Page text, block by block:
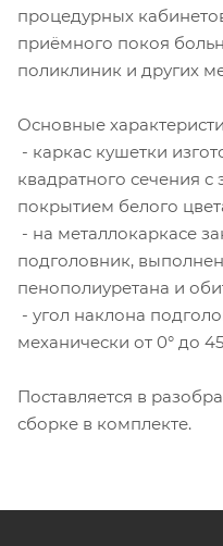
процедурных
приёмного покоя
поликлиник и других
Основные
- каркас кушетки
квадратного сечения
покрытием белого
- на металлокаркасе
подголовник,
пенополиуретана и
- угол наклона
механически от 0° до
Поставляется в
сборке в комплекте.